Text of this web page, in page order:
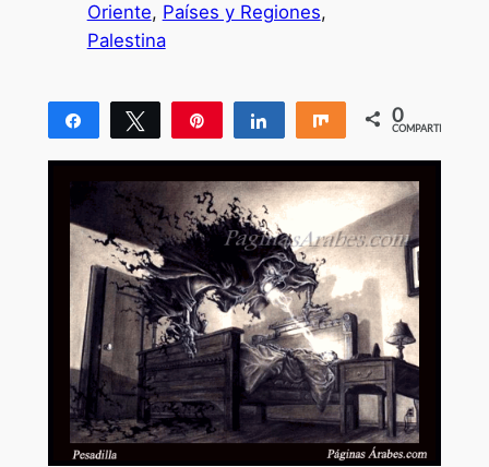
Oriente, Países y Regiones
Palestina
Compartir Twittear Compartir Compartir
0
COMPARTIR